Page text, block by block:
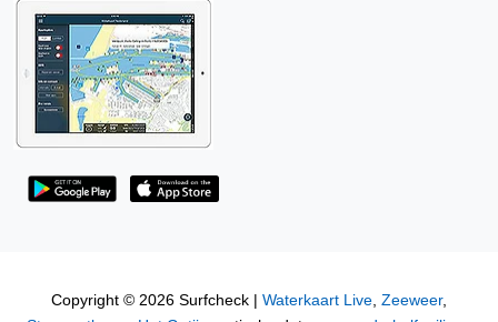
Copyright © 2026 Surfcheck | Waterkaart Live, Zeeweer,